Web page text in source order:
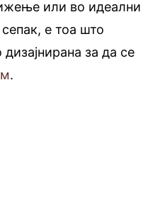
или во идеални
е тоа што
за да се
.